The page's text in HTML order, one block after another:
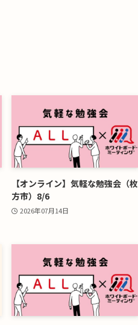
【オンライン】気軽な勉強会（枚
方市）8/6
2026年07月14日